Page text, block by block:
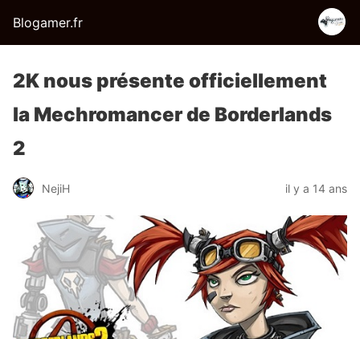
Blogamer.fr
2K nous présente officiellement
la Mechromancer de Borderlands
2
NejiH il y a 14 ans